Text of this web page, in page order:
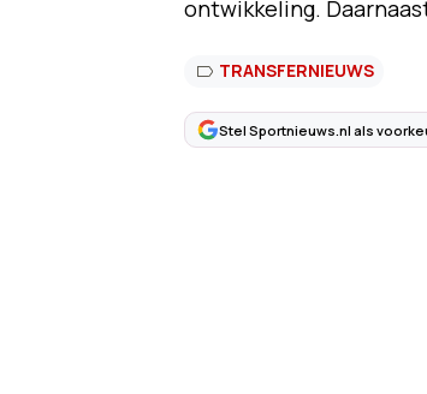
ontwikkeling.
TRANSFERNIEUWS
Stel Sportnieuws.nl als